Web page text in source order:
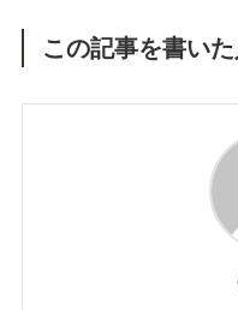
この記事を書いた